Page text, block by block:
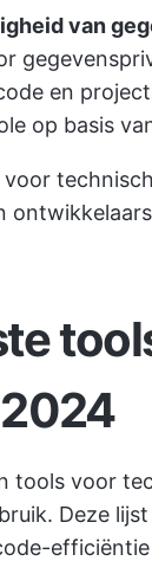
van
en
op basis
tools voor
Deze